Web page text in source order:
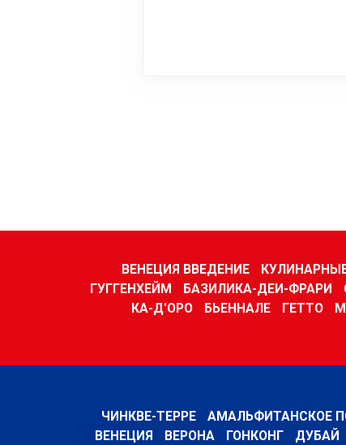
ВЕНЕЦИЯ ВВЕДЕНИЕ
ГУГГЕНХЕЙМ
БАЗИЛИКА-ДЕИ-ФРАРИ
КА-Д'ОРО
БЬЕННАЛЕ ГЕТТО
ЧИНКВЕ-ТЕРРЕ АМАЛЬФИТАНСКОЕ
ВЕНЕЦИЯ
ВЕРОНА ГОНКОНГ ДУБАЙ